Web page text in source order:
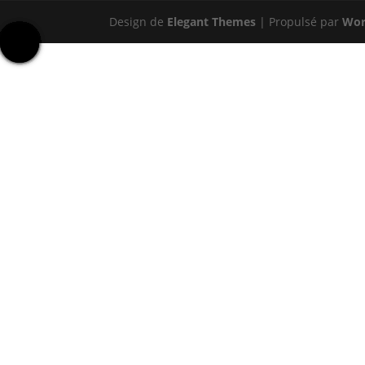
Design de Elegant Themes | Propulsé par